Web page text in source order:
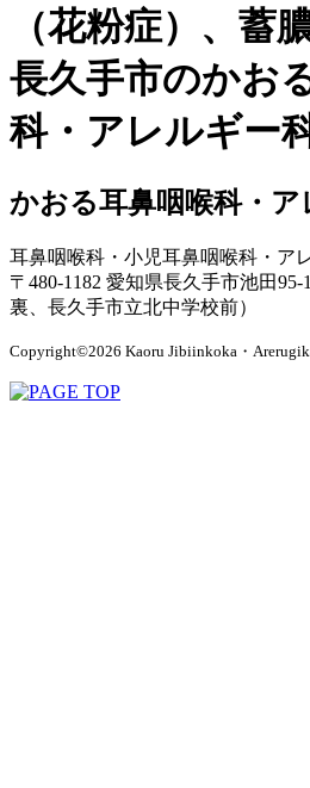
（花粉症）、蓄
長久手市のかお
科・アレルギー
かおる耳鼻咽喉科・
耳鼻咽喉科・小児耳鼻咽喉科・ア
〒480-1182 愛知県長久手市池田
裏、長久手市立北中学校前）
Copyright©2026 Kaoru Jibiinkoka・